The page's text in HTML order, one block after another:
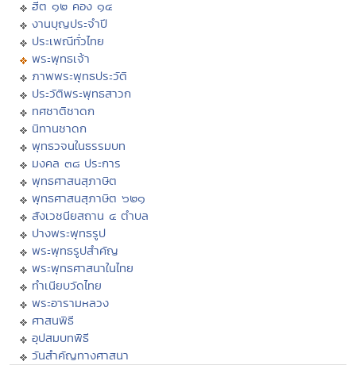
ฮีต ๑๒ คอง ๑๔
งานบุญประจำปี
ประเพณีทั่วไทย
พระพุทธเจ้า
ภาพพระพุทธประวัติ
ประวัติพระพุทธสาวก
ทศชาติชาดก
นิทานชาดก
พุทธวจนในธรรมบท
มงคล ๓๘ ประการ
พุทธศาสนสุภาษิต
พุทธศาสนสุภาษิต ๖๒๑
สังเวชนียสถาน ๔ ตำบล
ปางพระพุทธรูป
พระพุทธรูปสำคัญ
พระพุทธศาสนาในไทย
ทำเนียบวัดไทย
พระอารามหลวง
ศาสนพิธี
อุปสมบทพิธี
วันสำคัญทางศาสนา